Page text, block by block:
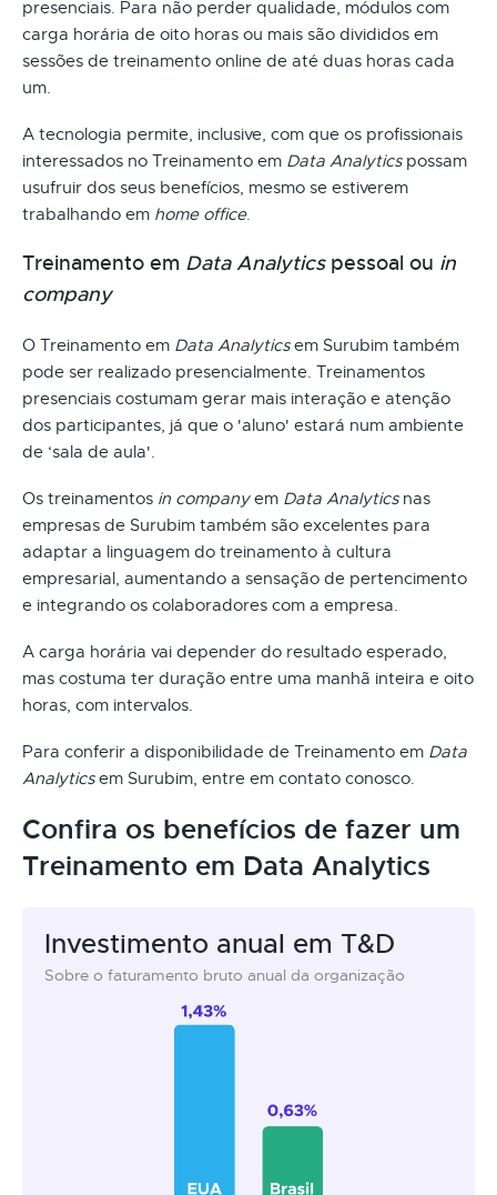
presenciais. Para não perder qualidade, módulos com
carga horária de oito horas ou mais são divididos em
sessões de treinamento online de até duas horas cada
um.
A tecnologia permite, inclusive, com que os profissionais
interessados no Treinamento em Data Analyticspossam
usufruir dos seus benefícios, mesmo se estiverem
trabalhando em home office.
Treinamento em Data Analyticspessoal ou in
company
O Treinamento em Data Analyticsem Surubim também
pode ser realizado presencialmente. Treinamentos
presenciais costumam gerar mais interação e atenção
dos participantes, já que o 'aluno' estará num ambiente
de ‘sala de aula'.
Os treinamentos in companyem Data Analyticsnas
empresas de Surubim também são excelentes para
adaptar a linguagem do treinamento à cultura
empresarial, aumentando a sensação de pertencimento
e integrando os colaboradores com a empresa.
A carga horária vai depender do resultado esperado,
mas costuma ter duração entre uma manhã inteira e oito
horas, com intervalos.
Para conferir a disponibilidade de Treinamento em Data
Analyticsem Surubim, entre em contato conosco.
Confira os benefícios de fazer um
Treinamento em Data Analytics
Investimento anual em T&D
Sobre o faturamento bruto anual da organização